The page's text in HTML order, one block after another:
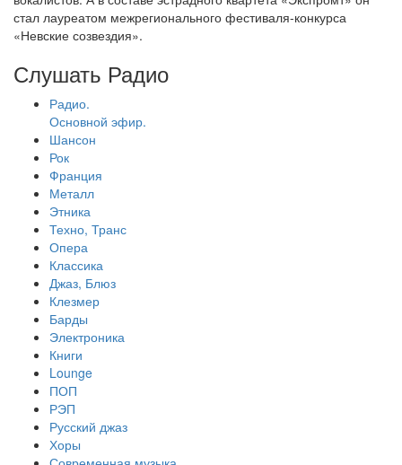
стал лауреатом межрегионального фестиваля-конкурса
«Невские созвездия».
Слушать Радио
Радио.
Основной эфир.
Шансон
Рок
Франция
Металл
Этника
Техно, Транс
Опера
Классика
Джаз, Блюз
Клезмер
Барды
Электроника
Книги
Lounge
ПОП
РЭП
Русский джаз
Хоры